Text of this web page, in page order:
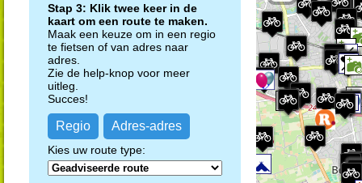
Stap 3: Klik twee keer in de
kaart om een route te maken.
Maak een keuze om in een regio
te fietsen of van adres naar
adres.
Zie de help-knop voor meer
uitleg.
Succes!
Regio Adres-adres
Kies uw route type: